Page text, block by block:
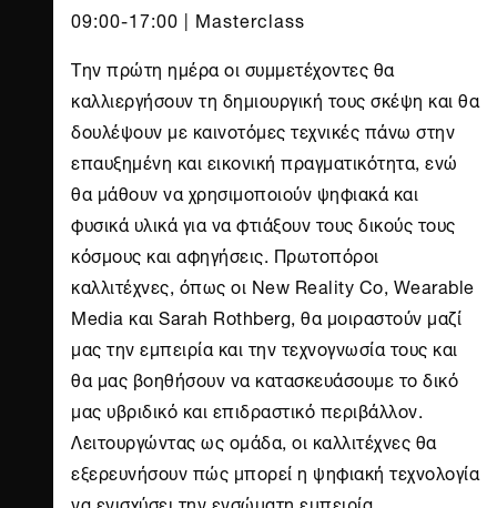
09:00-17:00 | Masterclass
Την πρώτη ημέρα οι συμμετέχοντες θα
καλλιεργήσουν τη δημιουργική τους σκέψη και θα
δουλέψουν με καινοτόμες τεχνικές πάνω στην
επαυξημένη και εικονική πραγματικότητα, ενώ
θα μάθουν να χρησιμοποιούν ψηφιακά και
φυσικά υλικά για να φτιάξουν τους δικούς τους
κόσμους και αφηγήσεις. Πρωτοπόροι
καλλιτέχνες, όπως οι New Reality Co, Wearable
Media και Sarah Rothberg, θα μοιραστούν μαζί
μας την εμπειρία και την τεχνογνωσία τους και
θα μας βοηθήσουν να κατασκευάσουμε το δικό
μας υβριδικό και επιδραστικό περιβάλλον.
Λειτουργώντας ως ομάδα, οι καλλιτέχνες θα
εξερευνήσουν πώς μπορεί η ψηφιακή τεχνολογία